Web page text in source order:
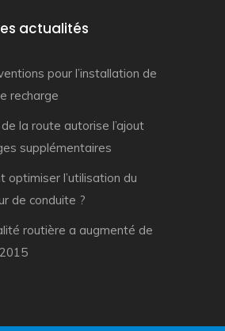
actualités
pour l’installation de
recharge
la route autorise l’ajout
supplémentaires
optimiser l’utilisation du
de conduite ?
routière a augmenté de